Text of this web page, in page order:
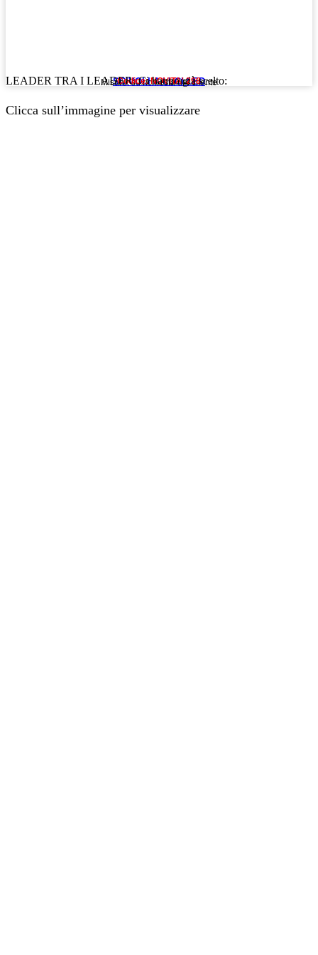
SCIVOLI A LUCI LED
Misure: su richiesta del cliente
Codice: NOVITA' 298
LEADER TRA I LEADER. Ci hanno già scelto:
Clicca sull’immagine per visualizzare